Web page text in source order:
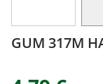
GUM 317M